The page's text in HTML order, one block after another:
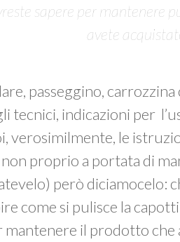
sapere per mantenere
avete
passeggino,
tecnici, indicazioni per
verosimilmente, le
non proprio a portata di
però diciamocelo:
come si pulisce la
mantenere il prodotto